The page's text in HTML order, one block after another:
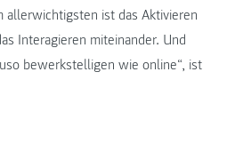
allerwichtigsten ist das Aktivieren
Interagieren miteinander. Und
bewerkstelligen wie online“, ist